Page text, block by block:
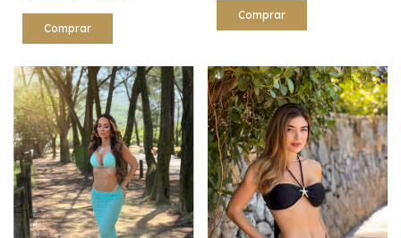
Comprar
Comprar